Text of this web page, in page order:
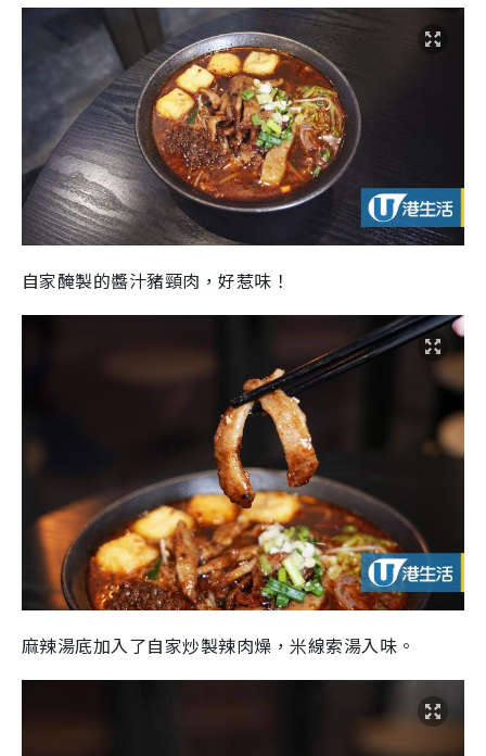
自家醃製的醬汁豬頸肉，好惹味！
麻辣湯底加入了自家炒製辣肉燥，米線索湯入味。